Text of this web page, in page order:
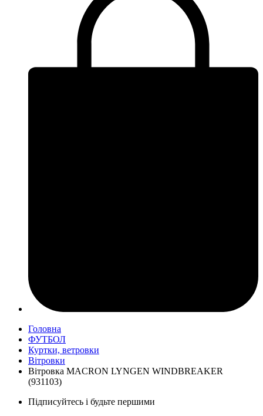
Головна
ФУТБОЛ
Куртки, ветровки
Вітровки
Вітровка MACRON LYNGEN WINDBREAKER
(931103)
Підписуйтесь і будьте першими